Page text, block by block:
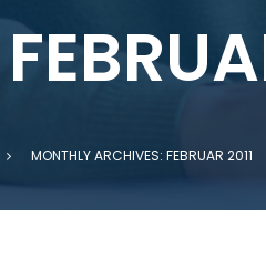
MONTHLY ARCHIVES: FEBRUAR 2011